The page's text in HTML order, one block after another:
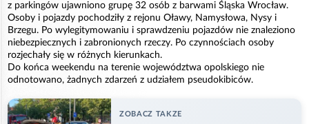
z parkingów ujawniono grupę 32 osób z barwami Śląska Wrocław.
Osoby i pojazdy pochodziły z rejonu Oławy, Namysłowa, Nysy i
Brzegu. Po wylegitymowaniu i sprawdzeniu pojazdów nie znaleziono
niebezpiecznych i zabronionych rzeczy. Po czynnościach osoby
rozjechały się w różnych kierunkach.
Do końca weekendu na terenie województwa opolskiego nie
odnotowano, żadnych zdarzeń z udziałem pseudokibiców.
ZOBACZ TAKZE